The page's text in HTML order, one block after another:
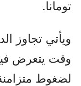
تومانا.
ويأتي تجاوز
وقت يتعرض
لضغوط